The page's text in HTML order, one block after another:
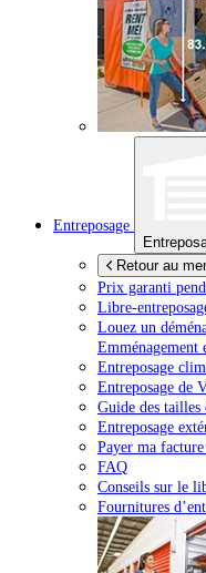
Entreposage
Retour au
Prix garanti
Libre-
Louez un
Emménagement
Entreposage
Entreposage de
Guide des tailles
Entreposage
Payer ma
FAQ
Conseils sur le
Fournitures